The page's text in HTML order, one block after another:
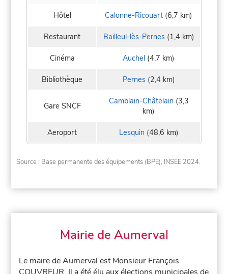
Hôtel Calonne-Ricouart (6,7 km)
Restaurant Bailleul-lès-Pernes(1,4 km)
Cinéma Auchel (4,7 km)
Bibliothèque Pernes(2,4 km)
Gare SNCF Camblain-Châtelain(3,3
km)
Aeroport Lesquin(48,6 km)
Source : Base permanente des équipements (BPE), INSEE 2024.
Mairie de Aumerval
Le maire de Aumerval est Monsieur François